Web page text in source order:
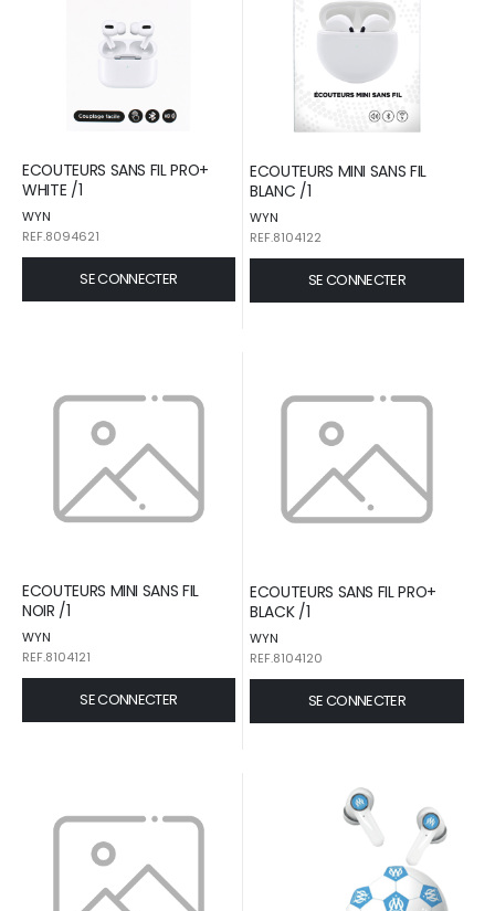
ECOUTEURS SANS FIL PRO+
WHITE /1
WYN
REF.8094621
SE CONNECTER
ECOUTEURS MINI SANS FIL
BLANC /1
WYN
REF.8104122
SE CONNECTER
ECOUTEURS MINI SANS FIL
NOIR /1
WYN
REF.8104121
SE CONNECTER
ECOUTEURS SANS FIL PRO+
BLACK /1
WYN
REF.8104120
SE CONNECTER